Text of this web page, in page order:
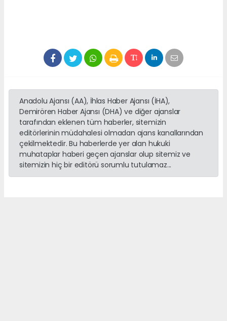
Anadolu Ajansı (AA), İhlas Haber Ajansı (İHA),
Demirören Haber Ajansı (DHA) ve diğer ajanslar
tarafından eklenen tüm haberler, sitemizin
editörlerinin müdahalesi olmadan ajans kanallarından
çekilmektedir. Bu haberlerde yer alan hukuki
muhataplar haberi geçen ajanslar olup sitemiz ve
sitemizin hiç bir editörü sorumlu tutulamaz...